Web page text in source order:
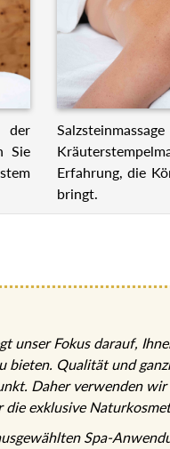
der
Sie
Erfahrung, die
bringt.
unser Fokus darauf,
bieten. Qualität und
Daher verwenden
exklusive
Spa-